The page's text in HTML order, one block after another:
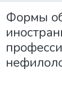
Формы